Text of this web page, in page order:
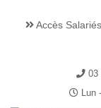
Accès Salariés
03
Lun